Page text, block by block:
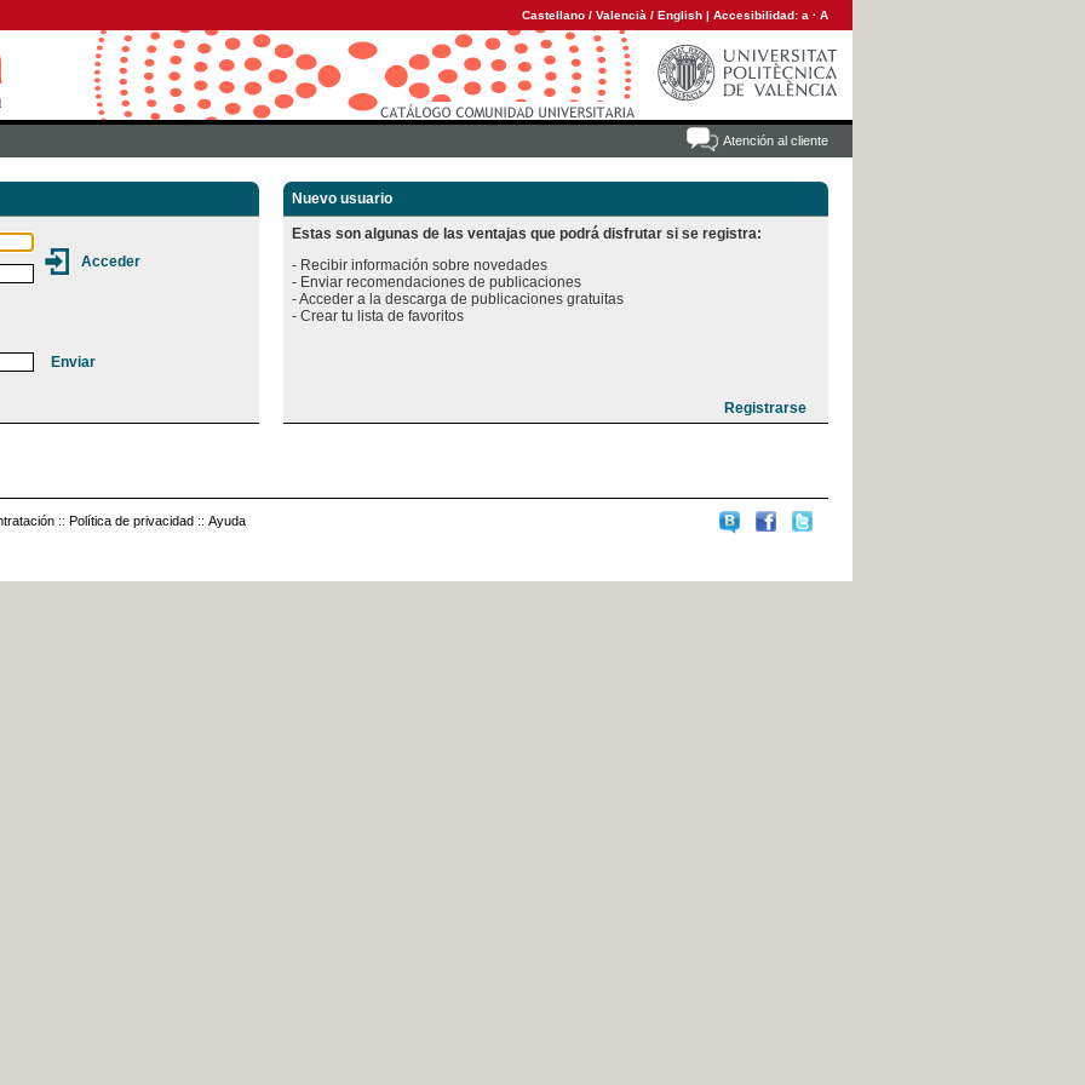
Castellano / Valencià / English | Accesibilidad: a · A
Atención al cliente
Nuevo usuario
Estas son algunas de las ventajas que podrá disfrutar si se registra:
- Recibir información sobre novedades
- Enviar recomendaciones de publicaciones
- Acceder a la descarga de publicaciones gratuitas
:: Política de privacidad :: Ayuda